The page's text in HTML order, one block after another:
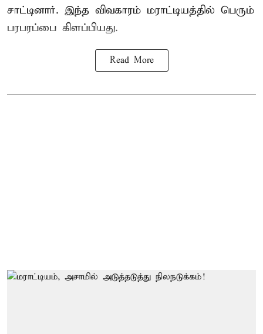
சாட்டினார். இந்த விவகாரம் மராட்டியத்தில் பெரும்
பரபரப்பை கிளப்பியது.
Read More